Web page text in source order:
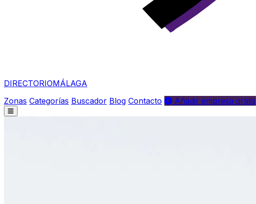
DIRECTORIOMÁLAGA
Zonas Categorías Buscador Blog Contacto Añadir empresa gratis